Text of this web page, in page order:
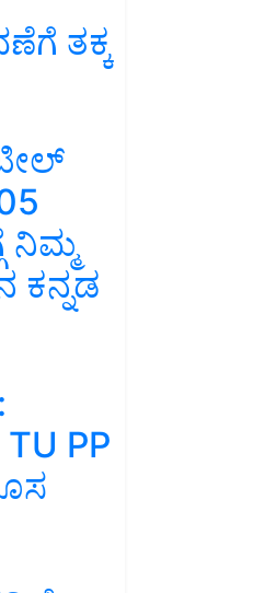
ತಕ್ಕ
ನಿಮ್ಮ
ಕನ್ನಡ
PP